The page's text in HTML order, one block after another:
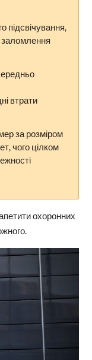
підсвічування,
заломлення
втрати
за розміром
чого цілком
охоронних